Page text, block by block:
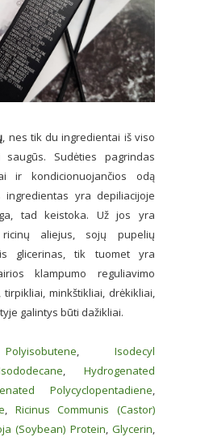
, nes tik du ingredientai iš viso
Sudėties pagrindas
ir kondicionuojančios odą
ingredientas yra depiliacijoje
tad keistoka. Už jos yra
aliejus, sojų pupelių
glicerinas, tik tuomet yra
klampumo reguliavimo
tirpikliai, minkštikliai, drėkikliai,
galintys būti dažikliai.
, Isodecyl
, Hydrogenated
Polycyclopentadiene,
, Ricinus Communis (Castor)
(Soybean) Protein, Glycerin,